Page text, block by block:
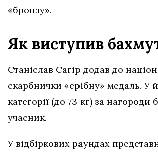
«бронзу».
Як виступив
Станіслав Сагір додав до
скарбнички «срібну» медаль. У
категорії (до 73 кг) за нагороди
учасник.
У відбіркових раундах